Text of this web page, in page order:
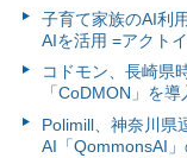
子育て家族のAI利
AIを活用 =アクト
コドモン、長崎県
「CoDMON」を
Polimill、神奈川県
AI「QommonsAI